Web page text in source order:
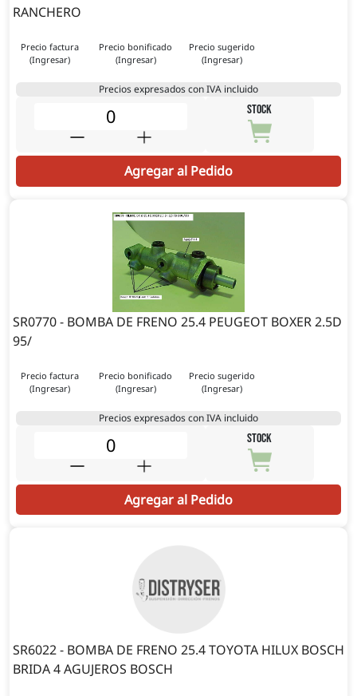
RANCHERO
Precio factura
(Ingresar)
Precio bonificado
(Ingresar)
Precio sugerido
(Ingresar)
Precios expresados con IVA incluido
STOCK
Agregar al Pedido
SR0770 - BOMBA DE FRENO 25.4 PEUGEOT BOXER 2.5D
95/
Precio factura
(Ingresar)
Precio bonificado
(Ingresar)
Precio sugerido
(Ingresar)
Precios expresados con IVA incluido
STOCK
Agregar al Pedido
SR6022 - BOMBA DE FRENO 25.4 TOYOTA HILUX BOSCH
BRIDA 4 AGUJEROS BOSCH